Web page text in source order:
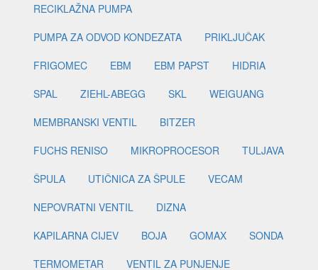
RECIKLAŽNA PUMPA
PUMPA ZA ODVOD KONDEZATA
PRIKLJUČAK
FRIGOMEC
EBM EBM PAPST
HIDRIA
SPAL
ZIEHL-ABEGG SKL
WEIGUANG
MEMBRANSKI VENTIL
BITZER
FUCHS RENISO
MIKROPROCESOR
TULJAVA
ŠPULA
UTIČNICA ZA ŠPULE
VECAM
NEPOVRATNI VENTIL
DIZNA
KAPILARNA CIJEV
BOJA GOMAX
SONDA
TERMOMETAR
VENTIL ZA PUNJENJE